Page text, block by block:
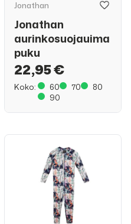
Jonathan
Jonathan
aurinkosuojauima
puku
22,95 €
Koko: 60 70
80
90